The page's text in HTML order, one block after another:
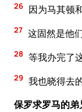
26 因为马其顿
27 这固然是他
28 等我办完了
29 我也晓得去
保罗求罗马的